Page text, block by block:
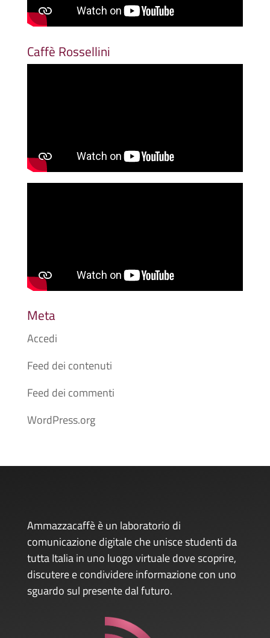
Caffè Rossellini
Meta
Accedi
Feed dei contenuti
Feed dei commenti
WordPress.org
Ammazzacaffè è un laboratorio di
comunicazione digitale che unisce studenti da
tutta Italia in uno luogo virtuale dove scoprire,
discutere e condividere informazione con uno
sguardo sul presente dal futuro.